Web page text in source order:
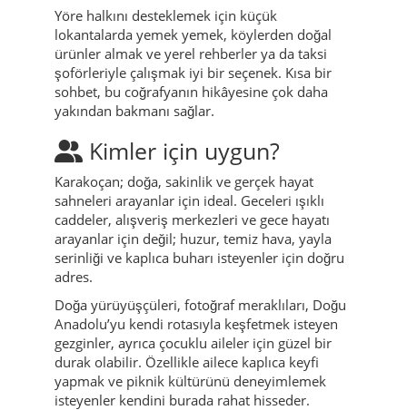
Yöre halkını desteklemek için küçük
lokantalarda yemek yemek, köylerden doğal
ürünler almak ve yerel rehberler ya da taksi
şoförleriyle çalışmak iyi bir seçenek. Kısa bir
sohbet, bu coğrafyanın hikâyesine çok daha
yakından bakmanı sağlar.
Kimler için uygun?
Karakoçan; doğa, sakinlik ve gerçek hayat
sahneleri arayanlar için ideal. Geceleri ışıklı
caddeler, alışveriş merkezleri ve gece hayatı
arayanlar için değil; huzur, temiz hava, yayla
serinliği ve kaplıca buharı isteyenler için doğru
adres.
Doğa yürüyüşçüleri, fotoğraf meraklıları, Doğu
Anadolu’yu kendi rotasıyla keşfetmek isteyen
gezginler, ayrıca çocuklu aileler için güzel bir
durak olabilir. Özellikle ailece kaplıca keyfi
yapmak ve piknik kültürünü deneyimlemek
isteyenler kendini burada rahat hisseder.